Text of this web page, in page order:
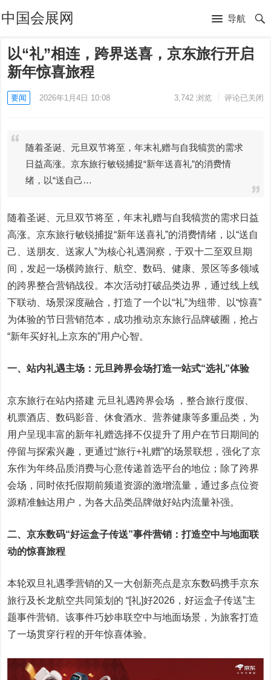
中国会展网 导航
以“礼”相连，跨界送喜，京东旅行开启
新年惊喜旅程
要闻 2026年1月4日 10:08 3,742浏览 评论已关闭
随着圣诞、元旦双节将至，年末礼赠与自我犒赏的需求
日益高涨。京东旅行敏锐捕捉“新年送喜礼”的消费情
绪，以“送自己…
随着圣诞、元旦双节将至，年末礼赠与自我犒赏的需求日益
高涨。京东旅行敏锐捕捉“新年送喜礼”的消费情绪，以“送自
己、送朋友、送家人”为核心礼遇洞察，于双十二至双旦期
间，发起一场横跨旅行、航空、数码、健康、景区等多领域
的跨界整合营销战役。本次活动打破品类边界，通过线上线
下联动、场景深度融合，打造了一个以“礼”为纽带、以“惊喜”
为体验的节日营销范本，成功推动京东旅行品牌破圈，抢占
“新年买好礼上京东的”用户心智。
一、站内礼遇主场：元旦跨界会场打造一站式“选礼”体验
京东旅行在站内搭建 元旦礼遇跨界会场 ，整合旅行度假、
机票酒店、数码影音、休食酒水、营养健康等多重品类，为
用户呈现丰富的新年礼赠选择不仅提升了用户在节日期间的
停留与探索兴趣，更通过“旅行+礼赠”的场景联想，强化了京
东作为年终品质消费与心意传递首选平台的地位；除了跨界
会场，同时依托假期前频道资源的激增流量，通过多点位资
源精准触达用户，为各大品类品牌做好站内流量补强。
二、京东数码“好运盒子传送”事件营销：打造空中与地面联
动的惊喜旅程
本轮双旦礼遇季营销的又一大创新亮点是京东数码携手京东
旅行及长龙航空共同策划的 “[礼]好2026，好运盒子传送”主
题事件营销。该事件巧妙串联空中与地面场景，为旅客打造
了一场贯穿行程的开年惊喜体验。